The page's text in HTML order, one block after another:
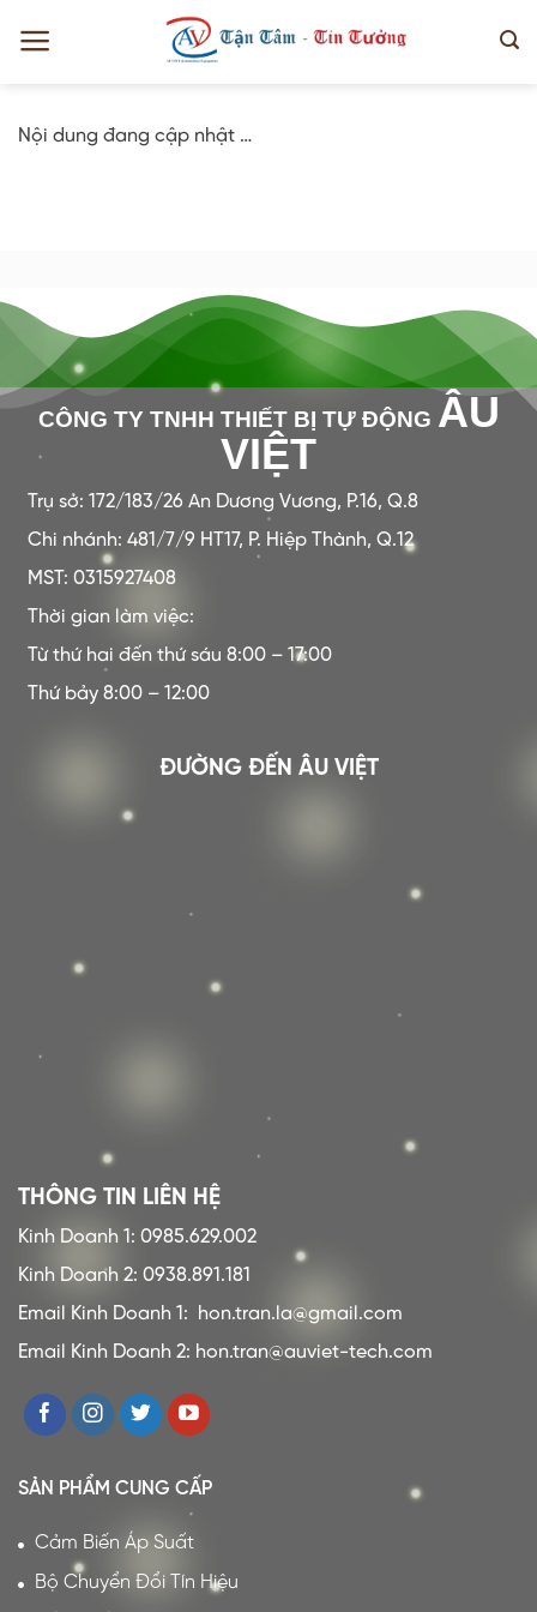
qua
Nội dung đang cập nhật …
CÔNG TY TNHH THIẾT BỊ TỰ ĐỘNG ÂU
VIỆT
Trụ sở: 172/183/26 An Dương Vương, P.16, Q.8
Chi nhánh: 481/7/9 HT17, P. Hiệp Thành, Q.12
MST: 0315927408
Thời gian làm việc:
Từ thứ hai đến thứ sáu 8:00 – 17:00
Thứ bảy 8:00 – 12:00
ĐƯỜNG ĐẾN ÂU VIỆT
THÔNG TIN LIÊN HỆ
Kinh Doanh 1: 0985.629.002
Kinh Doanh 2: 0938.891.181
Email Kinh Doanh 1:
hon.tran.la@gmail.com
Email Kinh Doanh 2: hon.tran@auviet-tech.com
SẢN PHẨM CUNG CẤP
Cảm Biến Áp Suất
Bộ Chuyển Đổi Tín Hiệu